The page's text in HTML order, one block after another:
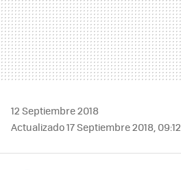
12 Septiembre 2018
Actualizado 17 Septiembre 2018, 09:12